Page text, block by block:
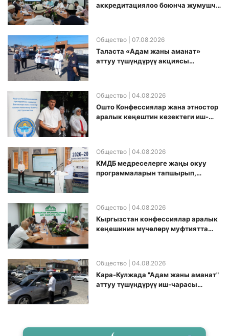
аккредитациялоо боюнча жумушчу
Общество | 07.08.2026
Таласта «Адам жаны аманат»
аттуу түшүндүрүү акциясы
Общество | 04.08.2026
Ошто Конфессиялар жана этностор
аралык кеңештин кезектеги иш-
Общество | 04.08.2026
КМДБ медреселерге жаңы окуу
программаларын тапшырып,
Общество | 04.08.2026
Кыргызстан конфессиялар аралык
кеӊешинин мүчөлөрү муфтиятта
Общество | 04.08.2026
Кара-Кулжада "Адам жаны аманат"
аттуу түшүндүрүү иш-чарасы